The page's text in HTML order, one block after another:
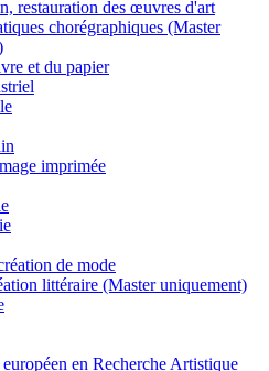
restauration des œuvres d'art
chorégraphiques (Master
et du papier
imprimée
de mode
littéraire (Master uniquement)
en Recherche Artistique